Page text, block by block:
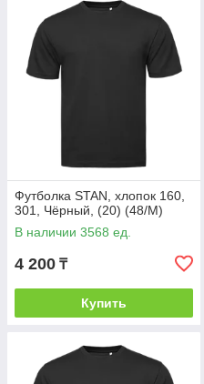
Футболка STAN, хлопок 160,
301, Чёрный, (20) (48/M)
В наличии 3568 ед.
4 200 ₸
Купить